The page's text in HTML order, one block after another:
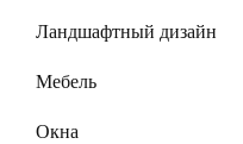
Ландшафтный дизайн
Мебель
Окна